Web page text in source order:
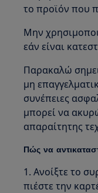
το προϊόν που
Μην
εάν είναι
Παρακαλώ
μη
συνέπειες
μπορεί να
απαραίτητης
Πώς να
1. Ανοίξτε το
πιέστε την